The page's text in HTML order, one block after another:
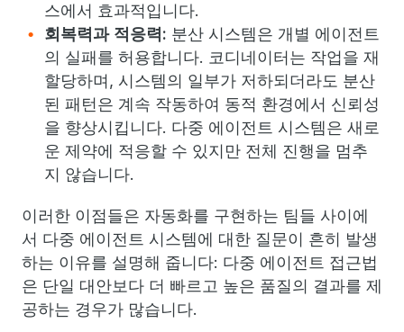
스에서 효과적입니다.
회복력과 적응력: 분산 시스템은 개별 에이전트
의 실패를 허용합니다. 코디네이터는 작업을 재
할당하며, 시스템의 일부가 저하되더라도 분산
된 패턴은 계속 작동하여 동적 환경에서 신뢰성
을 향상시킵니다. 다중 에이전트 시스템은 새로
운 제약에 적응할 수 있지만 전체 진행을 멈추
지 않습니다.
이러한 이점들은 자동화를 구현하는 팀들 사이에
서 다중 에이전트 시스템에 대한 질문이 흔히 발생
하는 이유를 설명해 줍니다: 다중 에이전트 접근법
은 단일 대안보다 더 빠르고 높은 품질의 결과를 제
공하는 경우가 많습니다.